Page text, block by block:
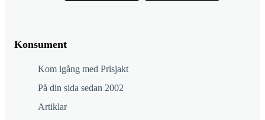
Konsument
Kom igång med Prisjakt
På din sida sedan 2002
Artiklar